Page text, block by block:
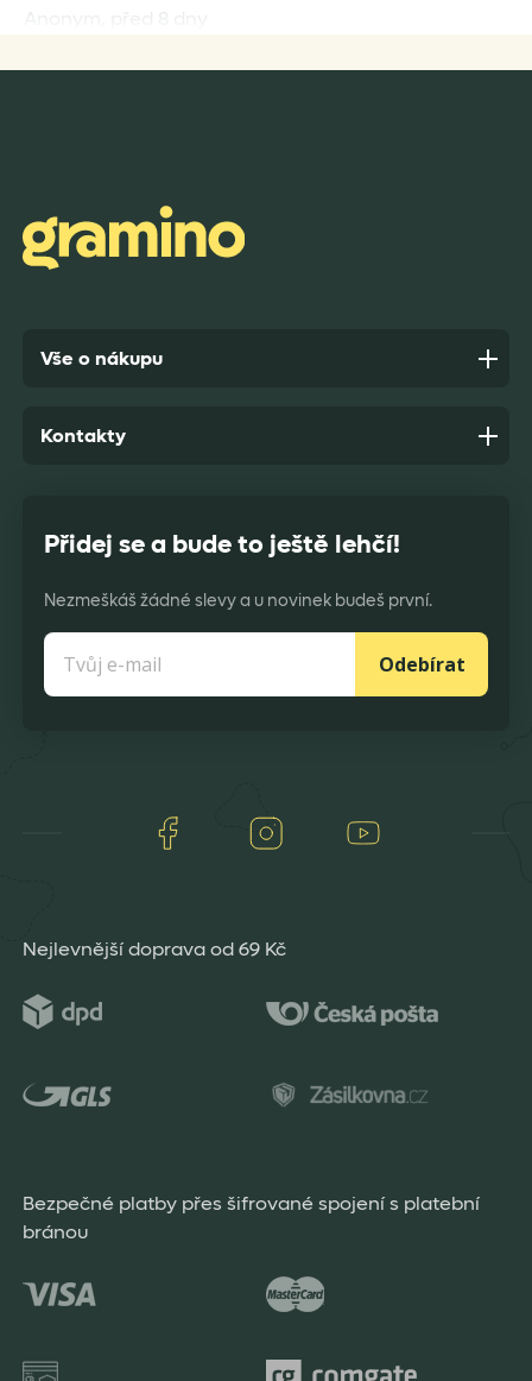
Anonym,před 9 dny
Vše o nákupu
Přidej se a bude to ještě lehčí!
Nezmeškáš žádné slevy a u novinek budeš první.
Odebírat
Facebook Instagram
Kontakty
Nejlevnější doprava od 69 Kč
Bezpečné platby přes šifrované spojení s platební
bránou